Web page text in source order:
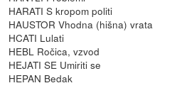
HARATI S kropom politi
HAUSTOR Vhodna (hišna) vrata
HCATI Lulati
HEBL Ročica, vzvod
HEJATI SE Umiriti se
HEPAN Bedak